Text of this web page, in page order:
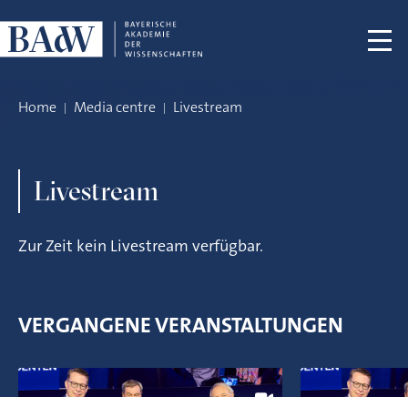
Home Media centre Livestream
Livestream
Zur Zeit kein Livestream verfügbar.
VERGANGENE VERANSTALTUNGEN